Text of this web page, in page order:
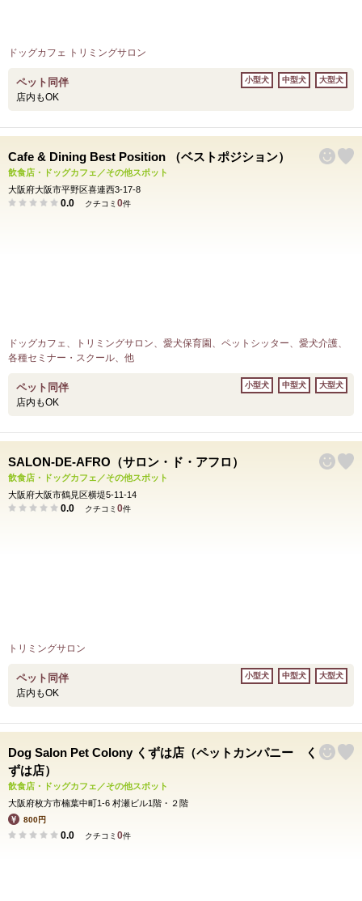
ドッグカフェ トリミングサロン
ペット同伴
店内もOK
小型犬 中型犬 大型犬
Cafe & Dining Best Position （ベストポジション）
飲食店・ドッグカフェ／その他スポット
大阪府大阪市平野区喜連西3-17-8
0.0 クチコミ 0件
ドッグカフェ、トリミングサロン、愛犬保育園、ペットシッター、愛犬介護、
各種セミナー・スクール、他
ペット同伴
店内もOK
小型犬 中型犬 大型犬
SALON-DE-AFRO（サロン・ド・アフロ）
飲食店・ドッグカフェ／その他スポット
大阪府大阪市鶴見区横堤5-11-14
0.0 クチコミ 0件
トリミングサロン
ペット同伴
店内もOK
小型犬 中型犬 大型犬
Dog Salon Pet Colony くずは店（ペットカンパニー く
ずは店）
飲食店・ドッグカフェ／その他スポット
大阪府枚方市楠葉中町1-6 村瀬ビル1階・２階
800円
0.0 クチコミ 0件